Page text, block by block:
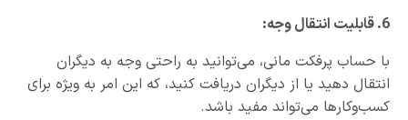
6. قابلیت انتقال وجه:
با حساب پرفکت مانی، می‌توانید به راحتی وجه به دیگران
انتقال دهید یا از دیگران دریافت کنید، که این امر به ویژه برای
کسب‌وکارها می‌تواند مفید باشد.